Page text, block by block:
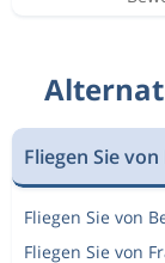
Fliegen Sie
Fliegen Sie von
Fliegen Sie von